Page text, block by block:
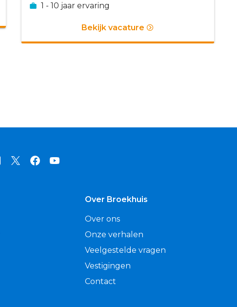
1 - 10 jaar ervaring
Bekijk vacature
Over Broekhuis
Over ons
Onze verhalen
Veelgestelde vragen
Vestigingen
Contact